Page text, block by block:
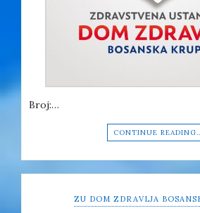
Broj:…
CONTINUE
ZU DOM ZDRAVLJA